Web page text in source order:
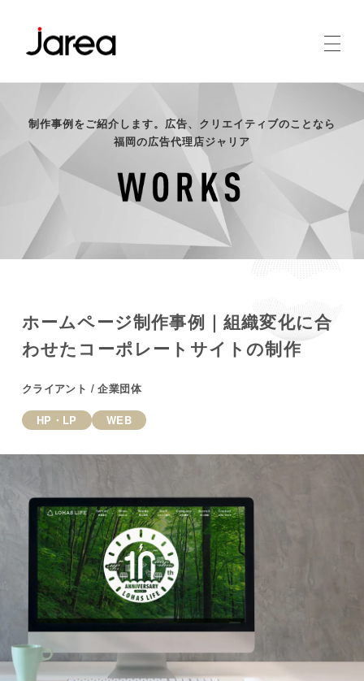
制作事例をご紹介します。広告、クリエイティブのことなら
福岡の広告代理店ジャリア
ホームページ制作事例｜組織変化に合
わせたコーポレートサイトの制作
クライアント / 企業団体
HP・LP WEB